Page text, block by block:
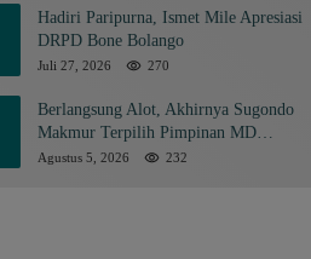
Hadiri Paripurna, Ismet Mile Apresiasi
DRPD Bone Bolango
Juli 27, 2026 270
Berlangsung Alot, Akhirnya Sugondo
Makmur Terpilih Pimpinan MD
KAHMI Kabupaten Gorontalo
Agustus 5, 2026 232